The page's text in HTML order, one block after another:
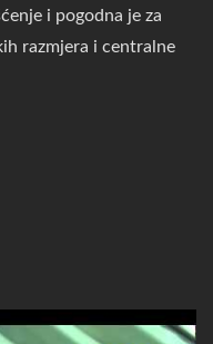
i pogodna je za
razmjera i centralne